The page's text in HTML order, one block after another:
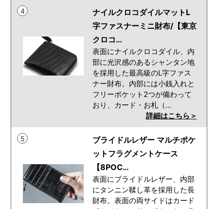
4
ナイルクロコダイルマットL
字ファスナーミニ財布/【東京
クロコ…
表面にナイルクロコダイル、内
部に光沢感のあるシャンタン地
を採用した最高級のL字ファス
ナー財布。内部には小銭入れと
フリーポケット2つが備わって
おり、カード・お札（…
詳細はこちら＞
5
ブライドルレザー マルチポケ
ットフラグメントケース
【8POC…
表面にブライドルレザー、内部
にタンニン鞣し革を採用した長
財布。表面の両サイドはカード